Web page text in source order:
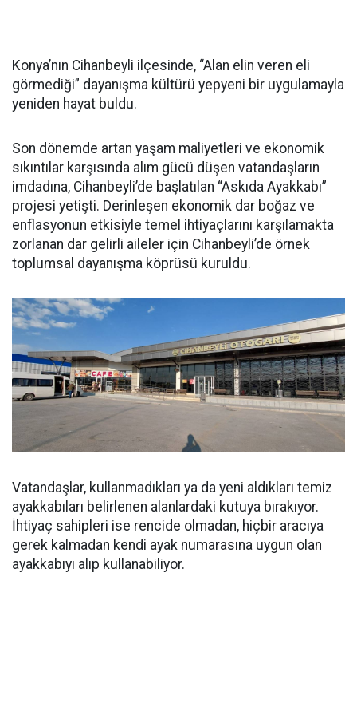
Konya’nın Cihanbeyli ilçesinde, “Alan elin veren eli
görmediği” dayanışma kültürü yepyeni bir uygulamayla
yeniden hayat buldu.
Son dönemde artan yaşam maliyetleri ve ekonomik
sıkıntılar karşısında alım gücü düşen vatandaşların
imdadına, Cihanbeyli’de başlatılan “Askıda Ayakkabı”
projesi yetişti. Derinleşen ekonomik dar boğaz ve
enflasyonun etkisiyle temel ihtiyaçlarını karşılamakta
zorlanan dar gelirli aileler için Cihanbeyli’de örnek
toplumsal dayanışma köprüsü kuruldu.
Vatandaşlar, kullanmadıkları ya da yeni aldıkları temiz
ayakkabıları belirlenen alanlardaki kutuya bırakıyor.
İhtiyaç sahipleri ise rencide olmadan, hiçbir aracıya
gerek kalmadan kendi ayak numarasına uygun olan
ayakkabıyı alıp kullanabiliyor.